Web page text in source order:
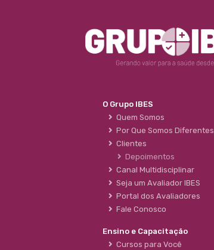
O Grupo IBES
Quem Somos
Por Que Somos Diferentes
Clientes
Depoimentos
Canal Multidisciplinar
Seja um Avaliador IBES
Portal dos Avaliadores
Fale Conosco
Ensino e Capacitação
Cursos para Você